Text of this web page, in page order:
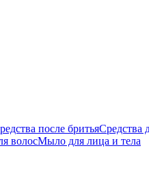
после бритьяСредства
волосМыло для лица и тела